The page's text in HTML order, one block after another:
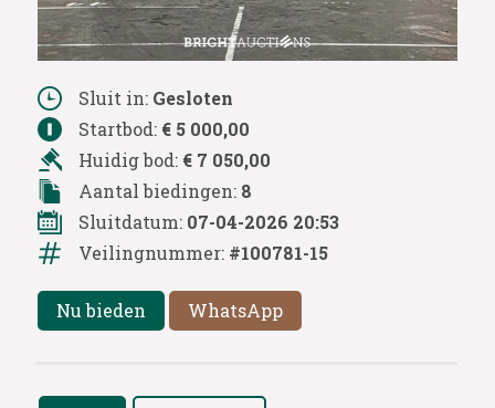
Sluit in: Gesloten
Startbod: € 5 000,00
Huidig bod: € 7 050,00
Aantal biedingen: 8
Sluitdatum: 07-04-2026 20:53
Veilingnummer: #100781-15
Nu bieden WhatsApp